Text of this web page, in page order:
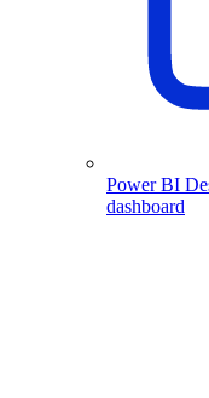
Power BI
dashboard